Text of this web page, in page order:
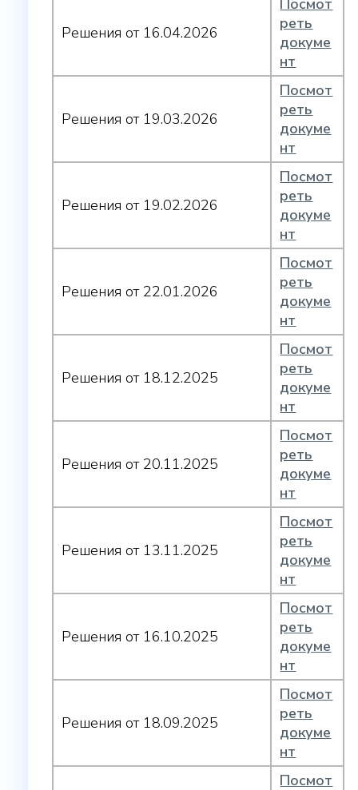
Решения от 16.04.2026
Посмот
реть
докуме
нт
Решения от 19.03.2026
Посмот
реть
докуме
нт
Решения от 19.02.2026
Посмот
реть
докуме
нт
Решения от 22.01.2026
Посмот
реть
докуме
нт
Решения от 18.12.2025
Посмот
реть
докуме
нт
Решения от 20.11.2025
Посмот
реть
докуме
нт
Решения от 13.11.2025
Посмот
реть
докуме
нт
Решения от 16.10.2025
Посмот
реть
докуме
нт
Решения от 18.09.2025
Посмот
реть
докуме
нт
Посмот